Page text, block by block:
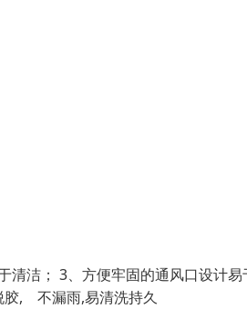
清洁； 3、方便牢固的通风口设计易
胶, 不漏雨,易清洗持久